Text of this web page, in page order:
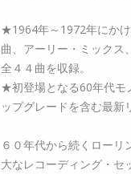
★1964年～1972年にか
曲、アーリー・ミックス
全４４曲を収録。
★初登場となる60年代モ
ップグレードを含む最新
６０年代から続くロー
大なレコーディング・セ